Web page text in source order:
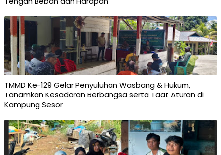
TMMD Ke-129 Gelar Penyuluhan Wasbang & Hukum,
Tanamkan Kesadaran Berbangsa serta Taat Aturan di
Kampung Sesor